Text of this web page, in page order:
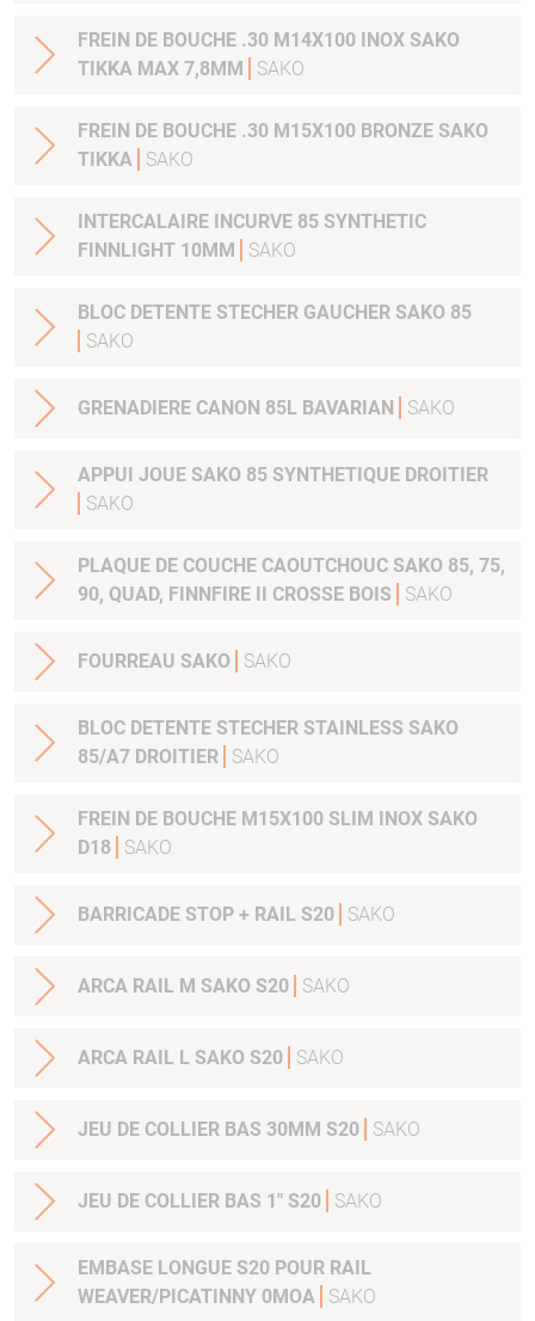
FREIN DE BOUCHE .30 M14X100 INOX SAKO
TIKKA MAX 7,8MM
SAKO
FREIN DE BOUCHE .30 M15X100 BRONZE SAKO
TIKKA
SAKO
INTERCALAIRE INCURVE 85 SYNTHETIC
FINNLIGHT 10MM
SAKO
BLOC DETENTE STECHER GAUCHER SAKO 85
SAKO
GRENADIERE CANON 85L BAVARIAN SAKO
APPUI JOUE SAKO 85 SYNTHETIQUE DROITIER
SAKO
PLAQUE DE COUCHE CAOUTCHOUC SAKO 85, 75,
90, QUAD, FINNFIRE II CROSSE BOIS
SAKO
FOURREAU SAKO SAKO
BLOC DETENTE STECHER STAINLESS SAKO
85/A7 DROITIER
SAKO
FREIN DE BOUCHE M15X100 SLIM INOX SAKO
D18
SAKO
BARRICADE STOP + RAIL S20 SAKO
ARCA RAIL M SAKO S20 SAKO
ARCA RAIL L SAKO S20 SAKO
JEU DE COLLIER BAS 30MM S20 SAKO
JEU DE COLLIER BAS 1" S20 SAKO
EMBASE LONGUE S20 POUR RAIL
WEAVER/PICATINNY 0MOA
SAKO